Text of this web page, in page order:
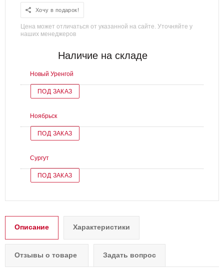
Хочу в подарок!
Цена может отличаться от указанной на сайте. Уточняйте у
наших менеджеров
Наличие на складе
Новый Уренгой
ПОД ЗАКАЗ
Ноябрьск
ПОД ЗАКАЗ
Сургут
ПОД ЗАКАЗ
Описание Характеристики
Отзывы о товаре Задать вопрос